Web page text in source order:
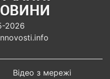
2026
Відео з мережі